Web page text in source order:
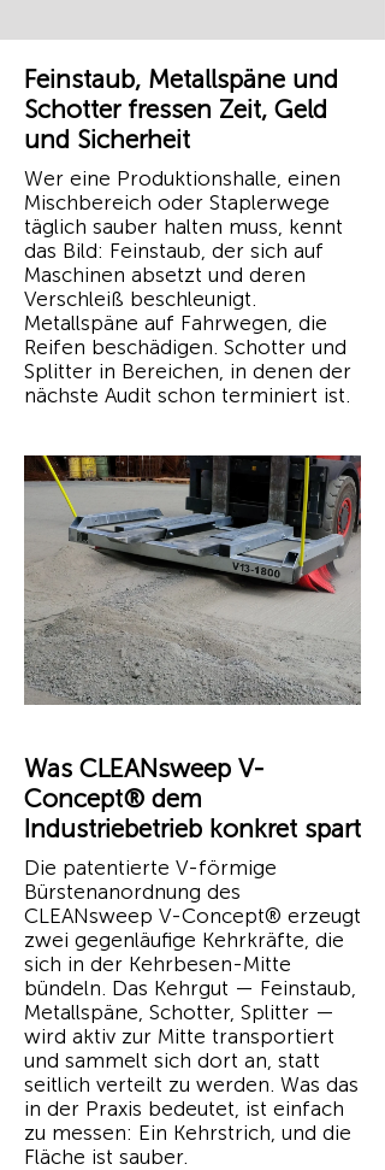
Feinstaub, Metallspäne und
Schotter fressen Zeit, Geld
und Sicherheit
Wer eine Produktionshalle, einen
Mischbereich oder Staplerwege
täglich sauber halten muss, kennt
das Bild: Feinstaub, der sich auf
Maschinen absetzt und deren
Verschleiß beschleunigt.
Metallspäne auf Fahrwegen, die
Reifen beschädigen. Schotter und
Splitter in Bereichen, in denen der
nächste Audit schon terminiert ist.
Was CLEANsweep V-
Concept® dem
Industriebetrieb konkret spart
Die patentierte V-förmige
Bürstenanordnung des
CLEANsweep V-Concept® erzeugt
zwei gegenläufige Kehrkräfte, die
sich in der Kehrbesen-Mitte
bündeln. Das Kehrgut — Feinstaub,
Metallspäne, Schotter, Splitter —
wird aktiv zur Mitte transportiert
und sammelt sich dort an, statt
seitlich verteilt zu werden. Was das
in der Praxis bedeutet, ist einfach
zu messen: Ein Kehrstrich, und die
Fläche ist sauber.